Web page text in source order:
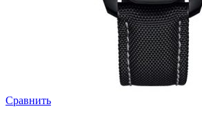
Сравнить